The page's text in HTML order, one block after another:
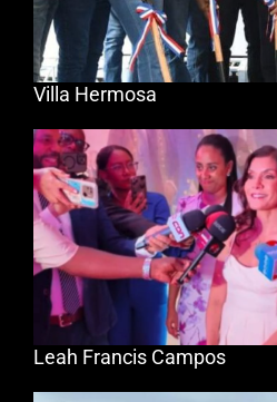
Villa Hermosa
Leah Francis Campos